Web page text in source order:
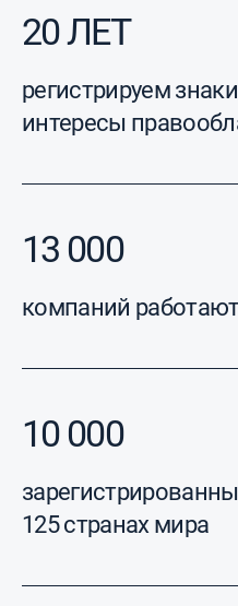
20 ЛЕТ
регистрируем
интересы
13 000
компаний
10 000
125 странах мира